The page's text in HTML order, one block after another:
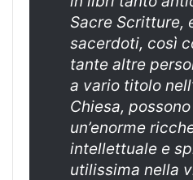
Sacre Scritture,
sacerdoti, così
tante altre
a vario titolo
Chiesa,
un’enorme
intellettuale e
utilissima nella